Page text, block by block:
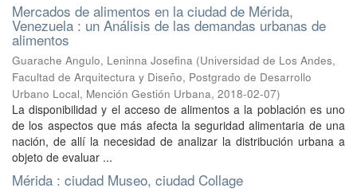
Mercados de alimentos en la ciudad de Mérida,
Venezuela : un Análisis de las demandas urbanas de
alimentos
Guarache Angulo, Leninna Josefina (Universidad de Los Andes,
Facultad de Arquitectura y Diseño, Postgrado de Desarrollo
Urbano Local, Mención Gestión Urbana, 2018-02-07)
La disponibilidad y el acceso de alimentos a la población es uno
de los aspectos que más afecta la seguridad alimentaria de una
nación, de allí la necesidad de analizar la distribución urbana a
objeto de evaluar ...
Mérida : ciudad Museo, ciudad Collage